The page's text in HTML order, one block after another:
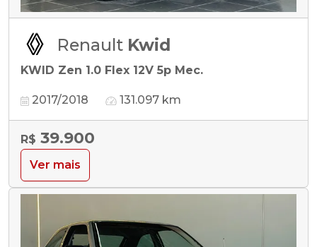
Renault Kwid
KWID Zen 1.0 Flex 12V 5p Mec.
2017/2018 131.097 km
R$ 39.900
Ver mais